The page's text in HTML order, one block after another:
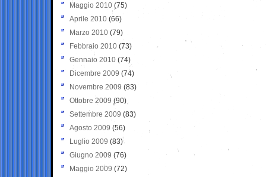
Maggio 2010 (75)
Aprile 2010 (66)
Marzo 2010 (79)
Febbraio 2010 (73)
Gennaio 2010 (74)
Dicembre 2009 (74)
Novembre 2009 (83)
Ottobre 2009 (90)
Settembre 2009 (83)
Agosto 2009 (56)
Luglio 2009 (83)
Giugno 2009 (76)
Maggio 2009 (72)